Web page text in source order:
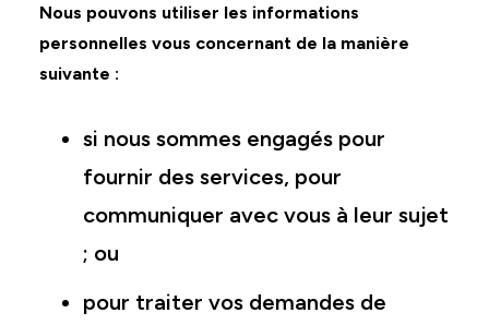
Nous pouvons utiliser les informations
personnelles vous concernant de la manière
suivante :
si nous sommes engagés pour
fournir des services, pour
communiquer avec vous à leur sujet
; ou
pour traiter vos demandes de